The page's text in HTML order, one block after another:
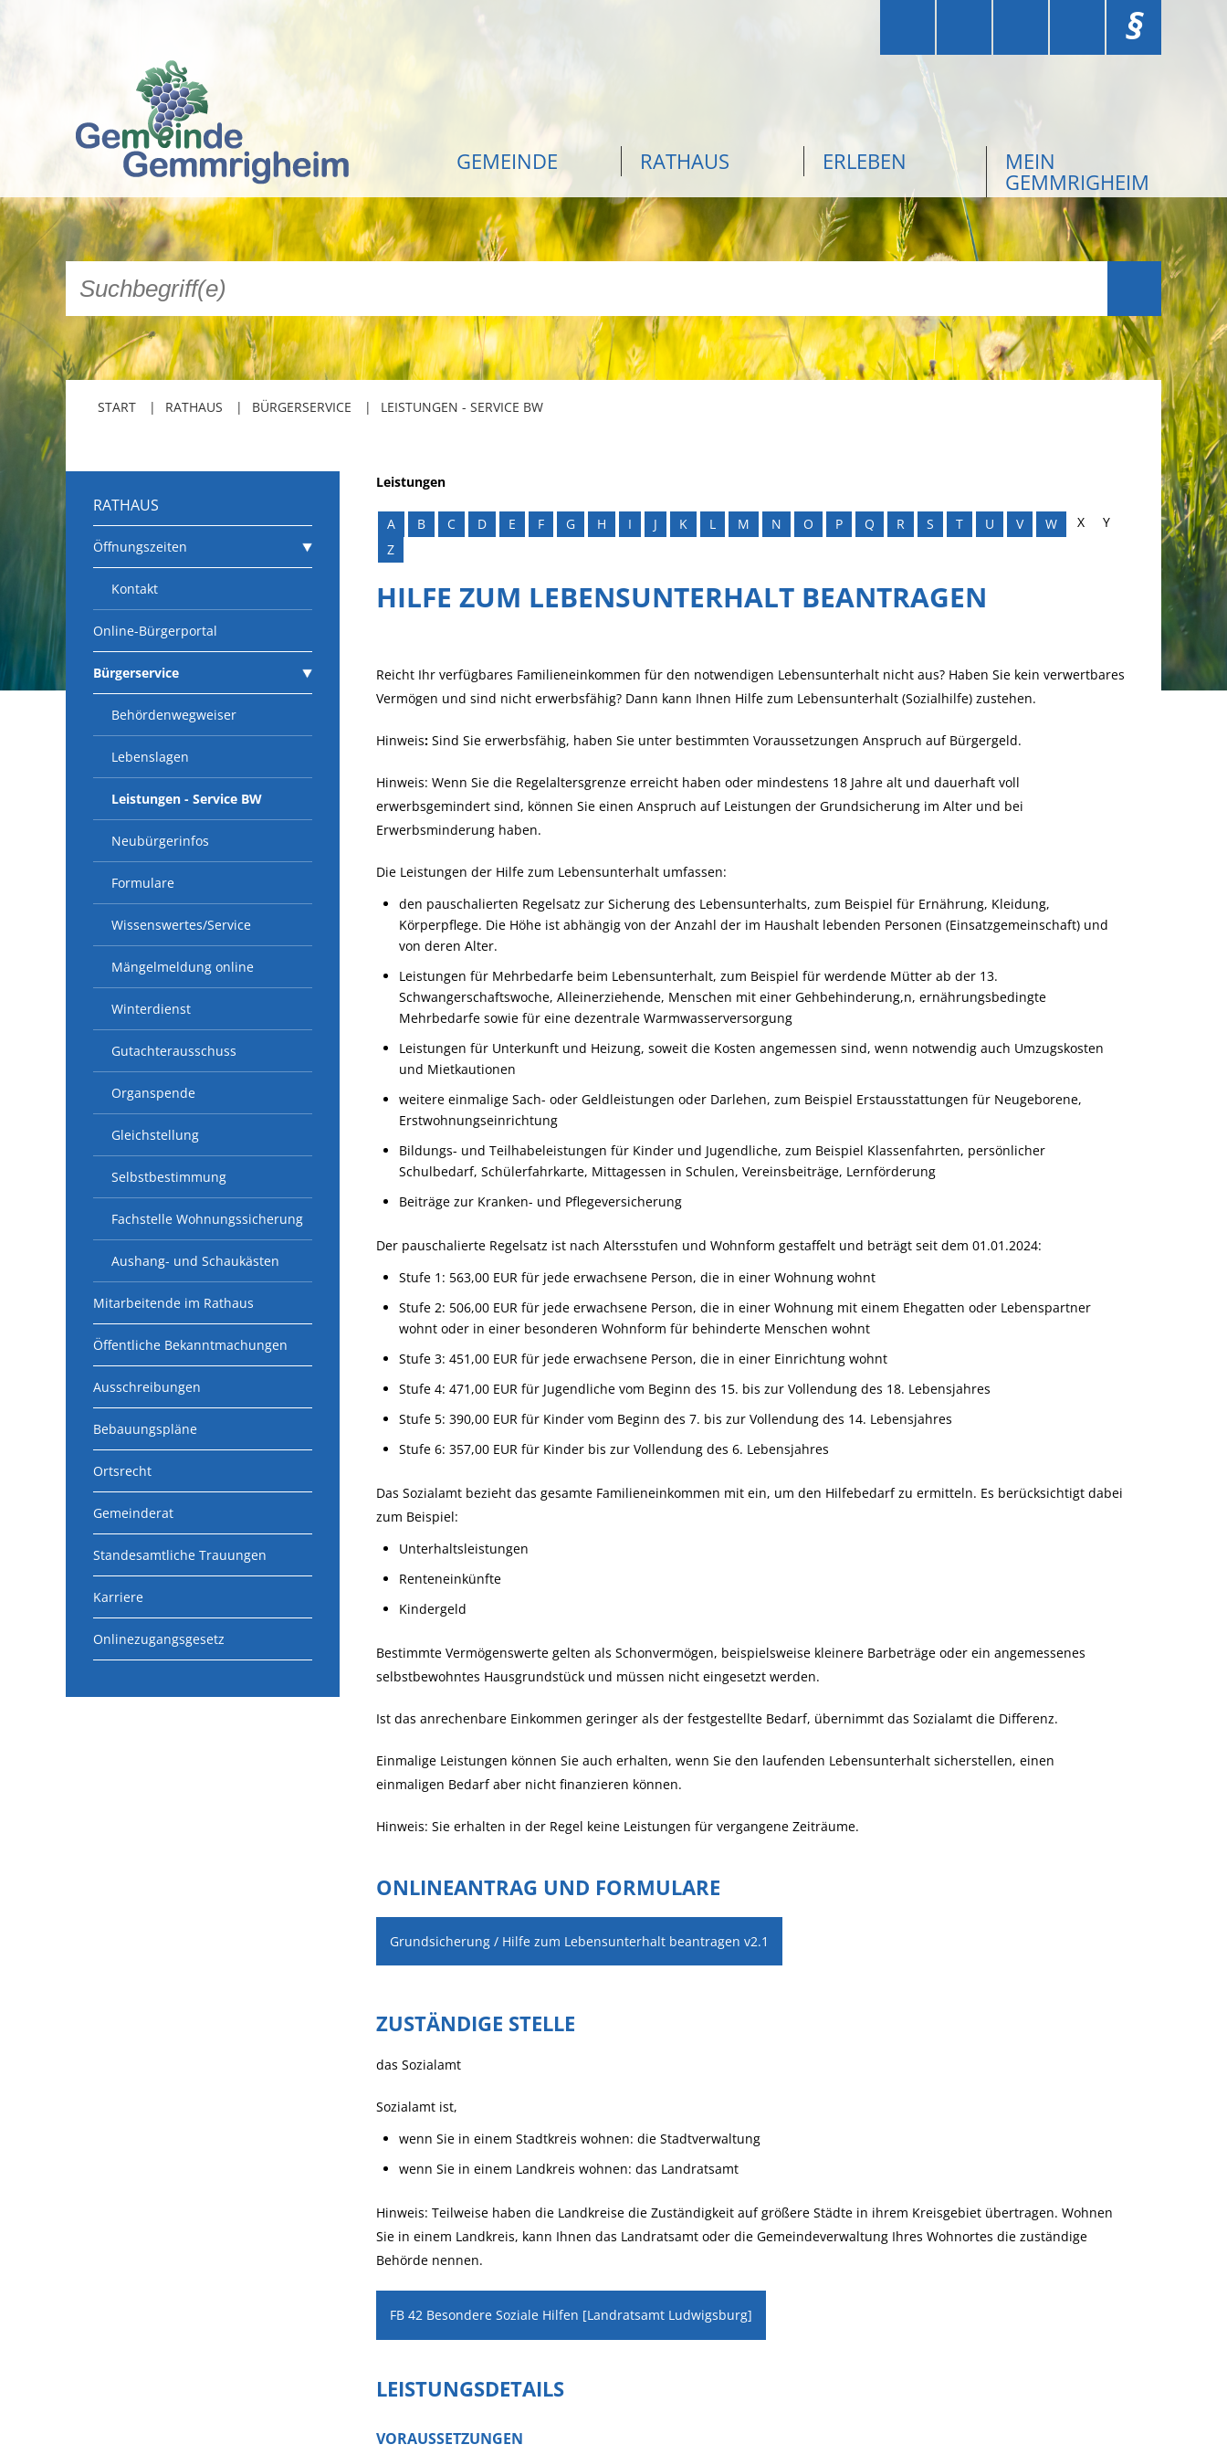
§
GEMEINDE RATHAUS ERLEBEN MEIN
GEMMRIGHEIM
START RATHAUS BÜRGERSERVICE LEISTUNGEN - SERVICE BW
RATHAUS
Öffnungszeiten
Kontakt
Online-Bürgerportal
Bürgerservice
Behördenwegweiser
Lebenslagen
Leistungen - Service BW
Neubürgerinfos
Formulare
Wissenswertes/Service
Mängelmeldung online
Winterdienst
Gutachterausschuss
Organspende
Gleichstellung
Selbstbestimmung
Fachstelle Wohnungssicherung
Aushang- und Schaukästen
Mitarbeitende im Rathaus
Öffentliche Bekanntmachungen
Ausschreibungen
Bebauungspläne
Ortsrecht
Gemeinderat
Standesamtliche Trauungen
Karriere
Onlinezugangsgesetz
Leistungen
A B C D E F G H I J K L M N O P Q R S T U V W X
Y
Z
HILFE ZUM LEBENSUNTERHALT BEANTRAGEN
Reicht Ihr verfügbares Familieneinkommen für den notwendigen Lebensunterhalt nicht aus? Haben Sie kein verwertbares
Vermögen und sind nicht erwerbsfähig? Dann kann Ihnen Hilfe zum Lebensunterhalt (Sozialhilfe) zustehen.
Hinweis: Sind Sie erwerbsfähig, haben Sie unter bestimmten Voraussetzungen Anspruch auf Bürgergeld.
Hinweis: Wenn Sie die Regelaltersgrenze erreicht haben oder mindestens 18 Jahre alt und dauerhaft voll
erwerbsgemindert sind, können Sie einen Anspruch auf Leistungen der Grundsicherung im Alter und bei
Erwerbsminderung haben.
Die Leistungen der Hilfe zum Lebensunterhalt umfassen:
den pauschalierten Regelsatz zur Sicherung des Lebensunterhalts, zum Beispiel für Ernährung, Kleidung,
Körperpflege. Die Höhe ist abhängig von der Anzahl der im Haushalt lebenden Personen (Einsatzgemeinschaft) und
von deren Alter.
Leistungen für Mehrbedarfe beim Lebensunterhalt, zum Beispiel für werdende Mütter ab der 13.
Schwangerschaftswoche, Alleinerziehende, Menschen mit einer Gehbehinderung,n, ernährungsbedingte
Mehrbedarfe sowie für eine dezentrale Warmwasserversorgung
Leistungen für Unterkunft und Heizung, soweit die Kosten angemessen sind, wenn notwendig auch Umzugskosten
und Mietkautionen
weitere einmalige Sach- oder Geldleistungen oder Darlehen, zum Beispiel Erstausstattungen für Neugeborene,
Erstwohnungseinrichtung
Bildungs- und Teilhabeleistungen für Kinder und Jugendliche, zum Beispiel Klassenfahrten, persönlicher
Schulbedarf, Schülerfahrkarte, Mittagessen in Schulen, Vereinsbeiträge, Lernförderung
Beiträge zur Kranken- und Pflegeversicherung
Der pauschalierte Regelsatz ist nach Altersstufen und Wohnform gestaffelt und beträgt seit dem 01.01.2024:
Stufe 1: 563,00 EUR für jede erwachsene Person, die in einer Wohnung wohnt
Stufe 2: 506,00 EUR für jede erwachsene Person, die in einer Wohnung mit einem Ehegatten oder Lebenspartner
wohnt oder in einer besonderen Wohnform für behinderte Menschen wohnt
Stufe 3: 451,00 EUR für jede erwachsene Person, die in einer Einrichtung wohnt
Stufe 4: 471,00 EUR für Jugendliche vom Beginn des 15. bis zur Vollendung des 18. Lebensjahres
Stufe 5: 390,00 EUR für Kinder vom Beginn des 7. bis zur Vollendung des 14. Lebensjahres
Stufe 6: 357,00 EUR für Kinder bis zur Vollendung des 6. Lebensjahres
Das Sozialamt bezieht das gesamte Familieneinkommen mit ein, um den Hilfebedarf zu ermitteln. Es berücksichtigt dabei
zum Beispiel:
Unterhaltsleistungen
Renteneinkünfte
Kindergeld
Bestimmte Vermögenswerte gelten als Schonvermögen, beispielsweise kleinere Barbeträge oder ein angemessenes
selbstbewohntes Hausgrundstück und müssen nicht eingesetzt werden.
Ist das anrechenbare Einkommen geringer als der festgestellte Bedarf, übernimmt das Sozialamt die Differenz.
Einmalige Leistungen können Sie auch erhalten, wenn Sie den laufenden Lebensunterhalt sicherstellen, einen
einmaligen Bedarf aber nicht finanzieren können.
Hinweis: Sie erhalten in der Regel keine Leistungen für vergangene Zeiträume.
ONLINEANTRAG UND FORMULARE
Grundsicherung / Hilfe zum Lebensunterhalt beantragen v2.1
ZUSTÄNDIGE STELLE
das Sozialamt
Sozialamt ist,
wenn Sie in einem Stadtkreis wohnen: die Stadtverwaltung
wenn Sie in einem Landkreis wohnen: das Landratsamt
Hinweis: Teilweise haben die Landkreise die Zuständigkeit auf größere Städte in ihrem Kreisgebiet übertragen. Wohnen
Sie in einem Landkreis, kann Ihnen das Landratsamt oder die Gemeindeverwaltung Ihres Wohnortes die zuständige
Behörde nennen.
FB 42 Besondere Soziale Hilfen [Landratsamt Ludwigsburg]
LEISTUNGSDETAILS
VORAUSSETZUNGEN